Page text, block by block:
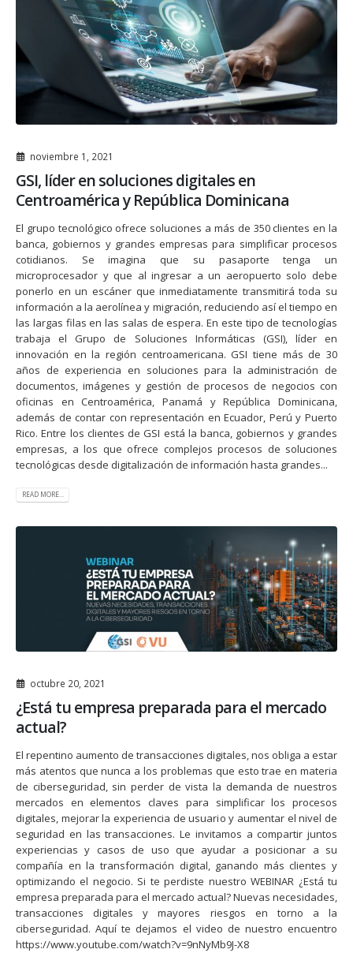
noviembre 1, 2021
GSI, líder en soluciones digitales en
Centroamérica y República Dominicana
El grupo tecnológico ofrece soluciones a más de 350 clientes en la
banca, gobiernos y grandes empresas para simplificar procesos
cotidianos. Se imagina que su pasaporte tenga un
microprocesador y que al ingresar a un aeropuerto solo debe
ponerlo en un escáner que inmediatamente transmitirá toda su
información a la aerolínea y migración, reduciendo así el tiempo en
las largas filas en las salas de espera. En este tipo de tecnologías
trabaja el Grupo de Soluciones Informáticas (GSI), líder en
innovación en la región centroamericana. GSI tiene más de 30
años de experiencia en soluciones para la administración de
documentos, imágenes y gestión de procesos de negocios con
oficinas en Centroamérica, Panamá y República Dominicana,
además de contar con representación en Ecuador, Perú y Puerto
Rico. Entre los clientes de GSI está la banca, gobiernos y grandes
empresas, a los que ofrece complejos procesos de soluciones
tecnológicas desde digitalización de información hasta grandes...
READ MORE...
octubre 20, 2021
¿Está tu empresa preparada para el mercado
actual?
El repentino aumento de transacciones digitales, nos obliga a estar
más atentos que nunca a los problemas que esto trae en materia
de ciberseguridad, sin perder de vista la demanda de nuestros
mercados en elementos claves para simplificar los procesos
digitales, mejorar la experiencia de usuario y aumentar el nivel de
seguridad en las transacciones. Le invitamos a compartir juntos
experiencias y casos de uso que ayudar a posicionar a su
compañía en la transformación digital, ganando más clientes y
optimizando el negocio. Si te perdiste nuestro WEBINAR ¿Está tu
empresa preparada para el mercado actual? Nuevas necesidades,
transacciones digitales y mayores riesgos en torno a la
ciberseguridad. Aquí te dejamos el video de nuestro encuentro
https://www.youtube.com/watch?v=9nNyMb9J-X8